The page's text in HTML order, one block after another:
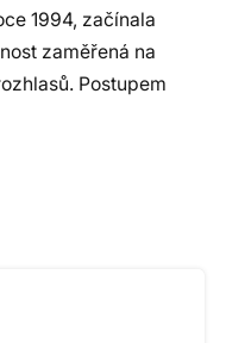
1994, začínala
zaměřená na
Postupem